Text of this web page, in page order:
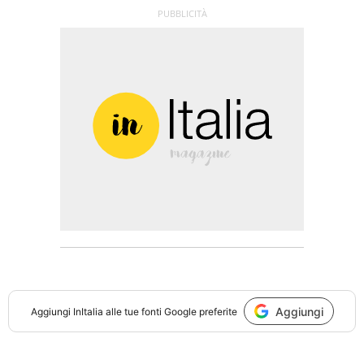
Aggiungi InItalia alle tue fonti Google preferite Aggiungi